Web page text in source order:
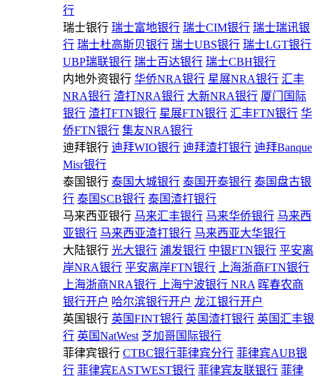
行
瑞士银行 瑞士富地银行 瑞士CIM银行 瑞士瑞讯银
行 瑞士杜高斯贝银行 瑞士UBS银行 瑞士LGT银行
UBP瑞联银行 瑞士百达银行 瑞士CBH银行
内地外资银行 华侨NRA银行 星展NRA银行 汇丰
NRA银行 渣打NRA银行 大新NRA银行 厦门国际
银行 渣打FTN银行 星展FTN银行 汇丰FTN银行 华
侨FTN银行 集友NRA银行
迪拜银行 迪拜WIO银行 迪拜渣打银行 迪拜Banque
Misr银行
泰国银行 泰国大城银行 泰国开泰银行 泰国盘古银
行 泰国SCB银行 泰国渣打银行
马来西亚银行 马来汇丰银行 马来华侨银行 马来西
亚银行 马来西亚渣打银行 马来西亚大华银行
大陆银行 光大银行 浦发银行 中银FTN银行 平安离
岸NRA银行 平安离岸FTN银行
上海浙商FTN银行
上海浙商NRA银行
上海宁波银行 NRA 晖春农商
银行开户 哈尔滨银行开户 龙江银行开户
英国银行 英国FINT银行 英国渣打银行 英国汇丰银
行 英国NatWest 芝加哥国际银行
菲律宾银行 CTBC银行菲律宾分行 菲律宾AUB银
行 菲律宾EASTWEST银行 菲律宾友联银行 菲律